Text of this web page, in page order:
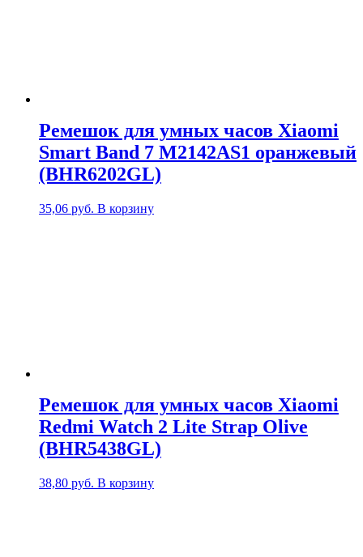
Ремешок для умных часов Xiaomi
Smart Band 7 M2142AS1 оранжевый
(BHR6202GL)
35,06 руб. В корзину
Ремешок для умных часов Xiaomi
Redmi Watch 2 Lite Strap Olive
(BHR5438GL)
38,80 руб. В корзину